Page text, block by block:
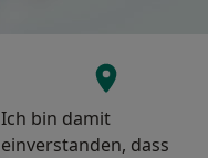
Ich bin damit
einverstanden, dass